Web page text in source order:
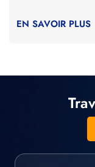
EN SAVOIR PLUS